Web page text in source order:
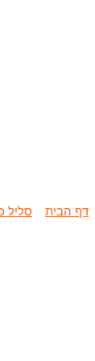
דף הבית סליל